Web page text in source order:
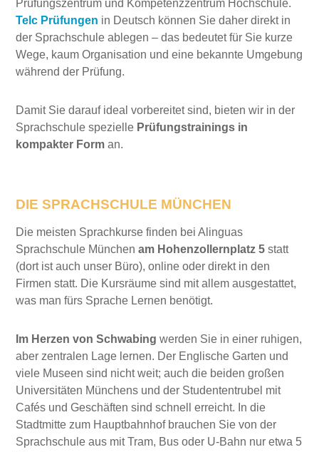
Prüfungszentrum und Kompetenzzentrum Hochschule.
Telc Prüfungen in Deutsch können Sie daher direkt in
der Sprachschule ablegen – das bedeutet für Sie kurze
Wege, kaum Organisation und eine bekannte Umgebung
während der Prüfung.
Damit Sie darauf ideal vorbereitet sind, bieten wir in der
Sprachschule spezielle Prüfungstrainings in
kompakter Form an.
DIE SPRACHSCHULE MÜNCHEN
Die meisten Sprachkurse finden bei Alinguas
Sprachschule Münchenam Hohenzollernplatz 5 statt
(dort ist auch unser Büro), online oder direkt in den
Firmen statt. Die Kursräume sind mit allem ausgestattet,
was man fürs Sprache Lernen benötigt.
Im Herzen von Schwabing werden Sie in einer ruhigen,
aber zentralen Lage lernen. Der Englische Garten und
viele Museen sind nicht weit; auch die beiden großen
Universitäten Münchens und der Studententrubel mit
Cafés und Geschäften sind schnell erreicht. In die
Stadtmitte zum Hauptbahnhof brauchen Sie von der
Sprachschule aus mit Tram, Bus oder U-Bahn nur etwa 5